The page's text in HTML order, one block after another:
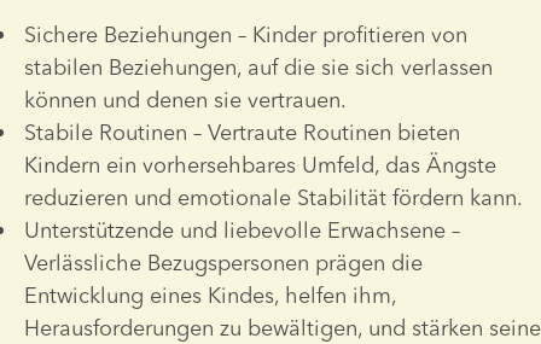
Sichere Beziehungen – Kinder profitieren von
stabilen Beziehungen, auf die sie sich verlassen
können und denen sie vertrauen.
Stabile Routinen – Vertraute Routinen bieten
Kindern ein vorhersehbares Umfeld, das Ängste
reduzieren und emotionale Stabilität fördern kann.
Unterstützende und liebevolle Erwachsene –
Verlässliche Bezugspersonen prägen die
Entwicklung eines Kindes, helfen ihm,
Herausforderungen zu bewältigen, und stärken seine